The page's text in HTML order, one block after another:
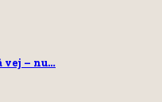
vej – nu…